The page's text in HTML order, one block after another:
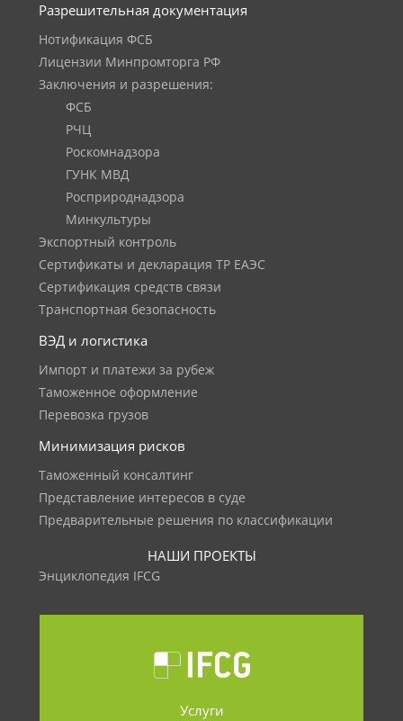
Разрешительная документация
Нотификация ФСБ
Лицензии Минпромторга РФ
Заключения и разрешения:
ФСБ
РЧЦ
Роскомнадзора
ГУНК МВД
Росприроднадзора
Минкультуры
Экспортный контроль
Сертификаты и декларация ТР ЕАЭС
Сертификация средств связи
Транспортная безопасность
ВЭД и логистика
Импорт и платежи за рубеж
Таможенное оформление
Перевозка грузов
Минимизация рисков
Таможенный консалтинг
Представление интересов в суде
Предварительные решения по классификации
НАШИ ПРОЕКТЫ
Энциклопедия IFCG
Услуги